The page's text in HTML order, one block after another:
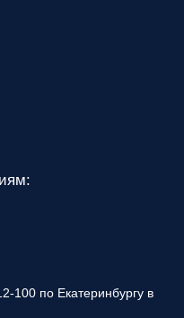
100 по Екатеринбургу в